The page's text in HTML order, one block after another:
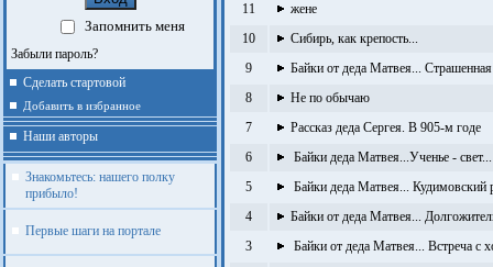
Запомнить меня
Забыли пароль?
Сделать стартовой
Добавить в избранное
Наши авторы
Знакомьтесь: нашего полку
прибыло!
Первые шаги на портале
11
жене
10
Сибирь, как крепость...
9
Байки от деда Матвея...
8
Не по обычаю
7
Рассказ деда Сергея. В 905-м годе
6
Байки деда Матвея...Ученье - свет...
5
Байки деда Матвея... Кудимовский
4
Байки от деда Матвея...
3
Байки от деда Матвея... Встреча с